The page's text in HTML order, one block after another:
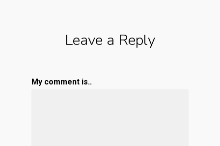
Leave a Reply
My comment is..